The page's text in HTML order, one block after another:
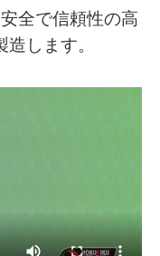
全で信頼性の高
します。